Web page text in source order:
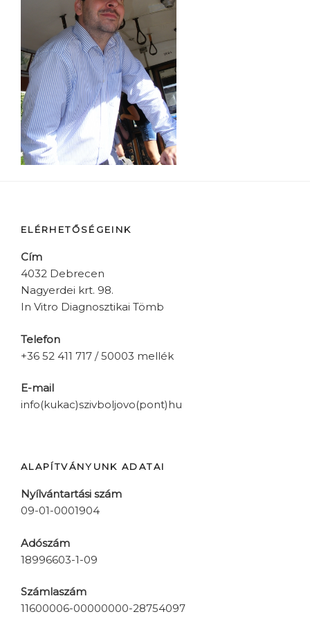
ELÉRHETŐSÉGEINK
Cím
4032 Debrecen
Nagyerdei krt. 98.
In Vitro Diagnosztikai Tömb
Telefon
+36 52 411 717 / 50003 mellék
E-mail
info(kukac)szivboljovo(pont)hu
ALAPÍTVÁNYUNK ADATAI
Nyílvántartási szám
09-01-0001904
Adószám
18996603-1-09
Számlaszám
11600006-00000000-28754097